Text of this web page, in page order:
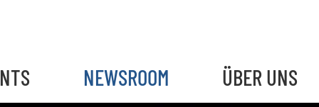
NEWSROOM ÜBER UNS